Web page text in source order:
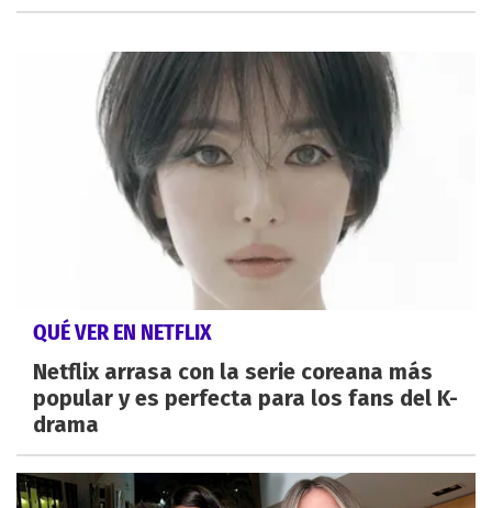
QUÉ VER EN NETFLIX
Netflix arrasa con la serie coreana más
popular y es perfecta para los fans del K-
drama